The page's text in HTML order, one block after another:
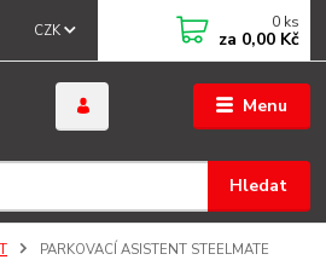
Menu
CZK
Hledat
0 ks
za 0,00 Kč
PARKOVACÍ ASISTENT STEELMATE